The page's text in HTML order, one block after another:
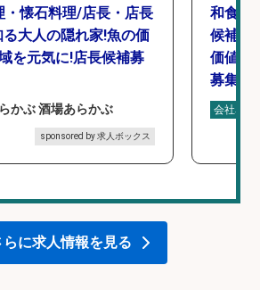
・懐石料理/店長・店長
大人の隠れ家!魚の価
を元気に!店長候補募
かぶ 酒場あらかぶ
sponsored by 求人ボックス
和食,
候補/
価値を
募集
会社名
らに求人情報を見る